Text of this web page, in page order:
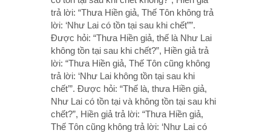
trả lời: “Thưa Hiền giả, Thế Tôn không trả
lời: ‘Như Lai có tồn tại sau khi chết””.
Ðược hỏi: “Thưa Hiền giả, thế là Như Lai
không tồn tại sau khi chết?”, Hiền giả trả
lời: “Thưa Hiền giả, Thế Tôn cũng không
trả lời: ‘Như Lai không tồn tại sau khi
chết’”. Ðược hỏi: “Thế là, thưa Hiền giả,
Như Lai có tồn tại và không tồn tại sau khi
chết?”, Hiền giả trả lời: “Thưa Hiền giả,
Thế Tôn cũng không trả lời: ‘Như Lai có